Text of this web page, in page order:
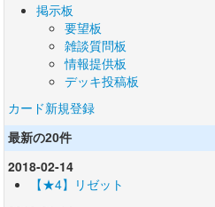
掲示板
要望板
雑談質問板
情報提供板
デッキ投稿板
カード新規登録
最新の20件
2018-02-14
【★4】リゼット